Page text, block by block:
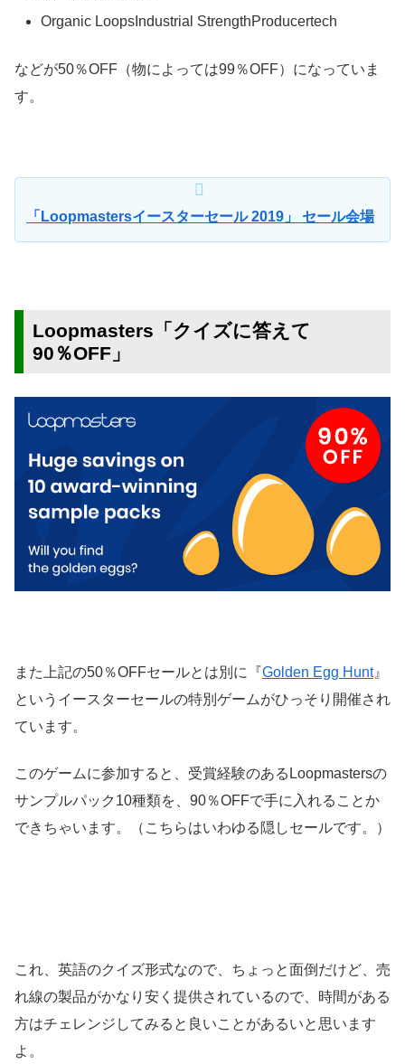
Organic LoopsIndustrial StrengthProducertech
などが50％OFF（物によっては99％OFF）になっていま
す。
「Loopmastersイースターセール 2019」 セール会場
Loopmasters「クイズに答えて
90％OFF」
また上記の50％OFFセールとは別に『Golden Egg Hunt』
というイースターセールの特別ゲームがひっそり開催され
ています。
このゲームに参加すると、受賞経験のあるLoopmastersの
サンプルパック10種類を、90％OFFで手に入れることか
できちゃいます。（こちらはいわゆる隠しセールです。）
これ、英語のクイズ形式なので、ちょっと面倒だけど、売
れ線の製品がかなり安く提供されているので、時間がある
方はチェレンジしてみると良いことがあるいと思います
よ。